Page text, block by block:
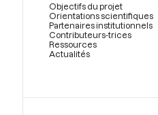
Objectifs du projet
Orientations scientifiques
Partenaires institutionnels
Contributeurs-trices
Ressources
Actualités